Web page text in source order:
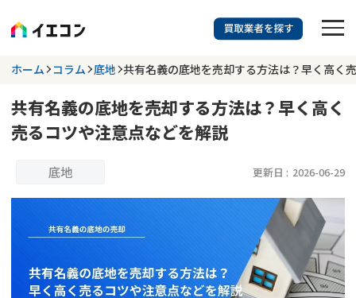
訳あり物件に強い業者を探す
都道府県を選択 相談内容を選択
2026年07月31日
業者を探す
相談内容で探す
ホーム コラム 底地 共有名義の底地を売却する方法は？早く高く
共有名義の底地を売却する方法は？早く高く
売るコツや注意点などを解説
底地 更新日 : 2026-06-29